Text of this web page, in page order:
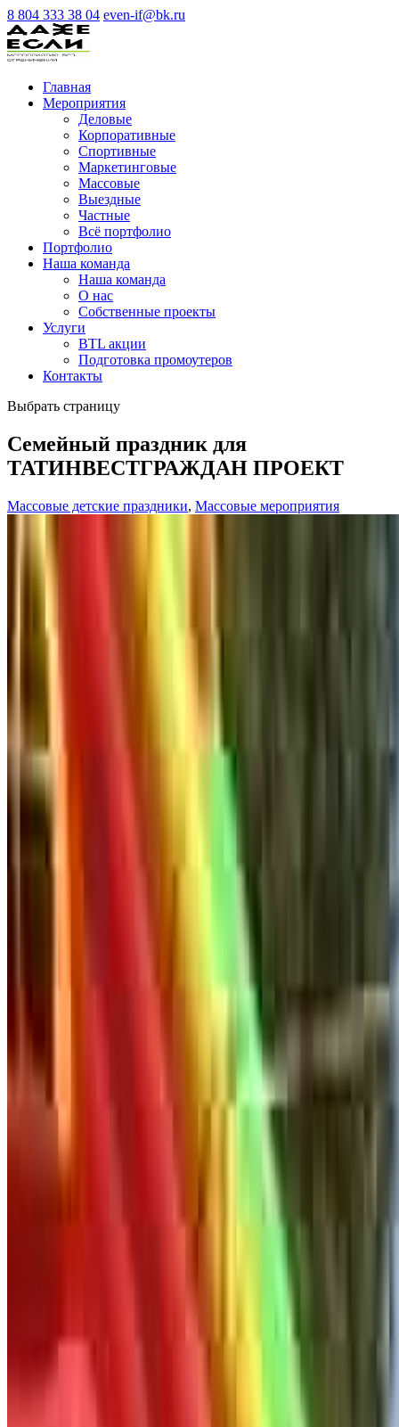
8 804 333 38 04 even-if@bk.ru
Главная
Мероприятия
Деловые
Корпоративные
Спортивные
Маркетинговые
Массовые
Выездные
Частные
Всё портфолио
Портфолио
Наша команда
Наша команда
О нас
Cобственные проекты
Услуги
BTL акции
Подготовка промоутеров
Контакты
Выбрать страницу
Семейный праздник для
ТАТИНВЕСТГРАЖДАН ПРОЕКТ
Массовые детские праздники, Массовые мероприятия